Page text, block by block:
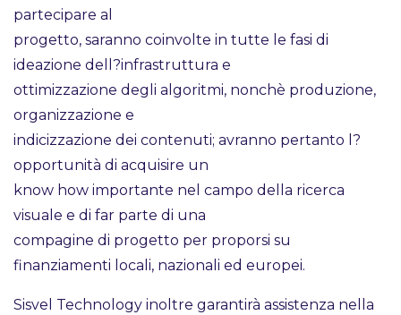
partecipare al
progetto, saranno coinvolte in tutte le fasi di
ideazione dell?infrastruttura e
ottimizzazione degli algoritmi, nonchè produzione,
organizzazione e
indicizzazione dei contenuti; avranno pertanto l?
opportunità di acquisire un
know how importante nel campo della ricerca
visuale e di far parte di una
compagine di progetto per proporsi su
finanziamenti locali, nazionali ed europei.
Sisvel Technology inoltre garantirà assistenza nella